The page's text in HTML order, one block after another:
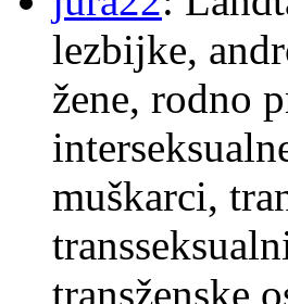
lezbijke,
žene, rodno
muškarci,
transženske